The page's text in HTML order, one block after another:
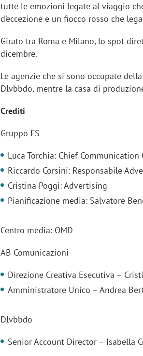
tutte le emozioni legate al viaggio
d’eccezione e un fiocco rosso che
Girato tra Roma e Milano, lo spot
dicembre.
Le agenzie che si sono occupate
Dlvbbdo, mentre la casa di
Crediti
Gruppo FS
Luca Torchia: Chief Communication
Riccardo Corsini: Responsabile
Cristina Poggi: Advertising
Pianificazione media: Salvatore
Centro media: OMD
AB Comunicazioni
Direzione Creativa Esecutiva –
Amministratore Unico – Andrea
Dlvbbdo
Senior Account Director – Isabella